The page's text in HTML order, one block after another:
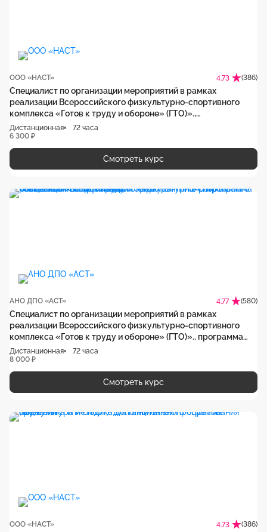
ООО «НАСТ» 4.73 (386)
Специалист по организации мероприятий в рамках
реализации Всероссийского физкультурно-спортивного
комплекса «Готов к труду и обороне» (ГТО)».,
дистанционная программа обучения
Дистанционная
72 часа
6 300 ₽
Смотреть курс
АНО ДПО «АСТ» 4.77 (580)
Специалист по организации мероприятий в рамках
реализации Всероссийского физкультурно-спортивного
комплекса «Готов к труду и обороне» (ГТО)»., программа
повышения квалификации
Дистанционная
72 часа
8 000 ₽
Смотреть курс
ООО «НАСТ» 4.73 (386)